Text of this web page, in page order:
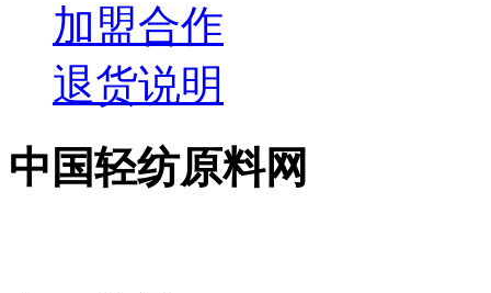
加盟合作
退货说明
中国轻纺原料网